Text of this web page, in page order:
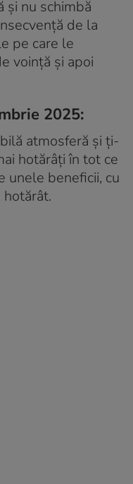
și nu schimbă
de la
pe care le
voință și apoi
2025:
atmosferă și ți-
hotărâți în tot ce
unele beneficii, cu